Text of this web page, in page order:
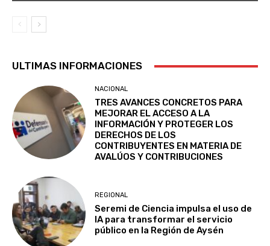
ULTIMAS INFORMACIONES
NACIONAL
TRES AVANCES CONCRETOS PARA
MEJORAR EL ACCESO A LA
INFORMACIÓN Y PROTEGER LOS
DERECHOS DE LOS
CONTRIBUYENTES EN MATERIA DE
AVALÚOS Y CONTRIBUCIONES
REGIONAL
Seremi de Ciencia impulsa el uso de
IA para transformar el servicio
público en la Región de Aysén